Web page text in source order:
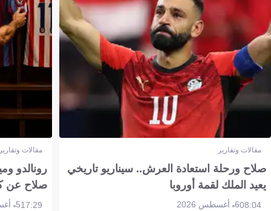
مقالات وتقارير
صلاح ورحلة استعادة العرش.. سيناريو تاريخي
يعيد الملك لقمة أوروبا
08:046 أغسطس 2026
مقالات
رونالدو
صلاح عن
17:295 أغسطس 2026